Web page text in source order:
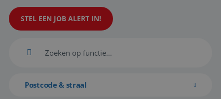
STEL EEN JOB ALERT IN!
Postcode & straal